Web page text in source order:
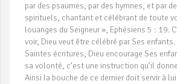
par des psaumes, par des hymnes, et par
spirituels, chantant et célébrant de toute
louanges du Seigneur », Ephésiens 5 : 19.
voir, Dieu veut être célébré par Ses
Saintes écritures, Dieu encourage Ses
sa volonté, c’est une instruction qu’il
Ainsi la bouche de ce dernier doit servir à